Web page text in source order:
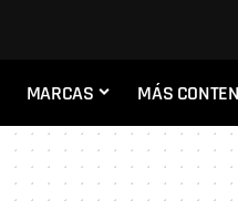
MARCAS MÁS